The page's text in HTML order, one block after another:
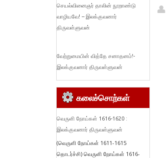
செயல்வினைஞர் தாலின் நூறாண்டு
வாழியவே! – இலக்குவனார்
திருவள்ளுவன்
வேற்றுமையின் வித்தே சனாதனம்!-
இலக்குவனார் திருவள்ளுவன்
கலைச்சொற்கள்
வெருளி நோய்கள் 1616-1620 :
இலக்குவனார் திருவள்ளுவன்
(வெருளி நோய்கள் 1611-1615
தொடர்ச்சி) வெருளி நோய்கள் 1616-